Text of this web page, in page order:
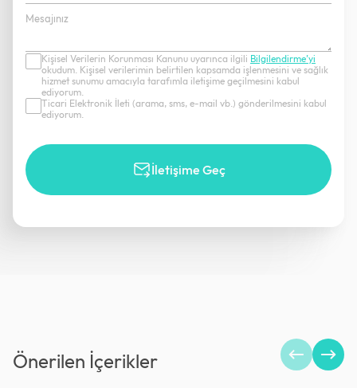
Kişisel Verilerin Korunması Kanunu uyarınca ilgili Bilgilendirme’yi
okudum. Kişisel verilerimin belirtilen kapsamda işlenmesini ve sağlık
hizmet sunumu amacıyla tarafımla iletişime geçilmesini kabul
ediyorum.
Ticari Elektronik İleti (arama, sms, e-mail vb.) gönderilmesini kabul
ediyorum.
İletişime Geç
Önerilen İçerikler